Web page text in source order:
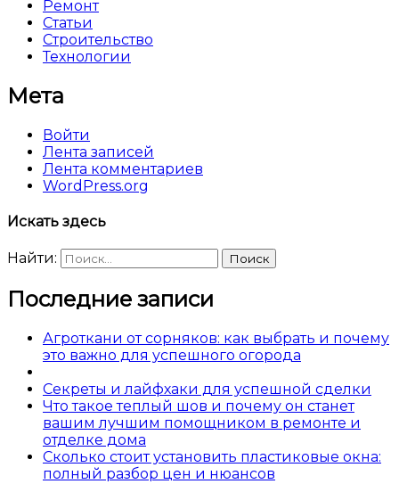
Ремонт
Статьи
Строительство
Технологии
Мета
Войти
Лента записей
Лента комментариев
WordPress.org
Искать здесь
Найти:
Последние записи
Агроткани от сорняков: как выбрать и почему
это важно для успешного огорода
Секреты и лайфхаки для успешной сделки
Что такое теплый шов и почему он станет
вашим лучшим помощником в ремонте и
отделке дома
Сколько стоит установить пластиковые окна:
полный разбор цен и нюансов